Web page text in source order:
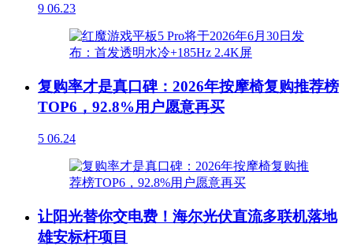
9 06.23
复购率才是真口碑：2026年按摩椅复购推荐榜
TOP6，92.8%用户愿意再买
5 06.24
让阳光替你交电费！海尔光伏直流多联机落地
雄安标杆项目